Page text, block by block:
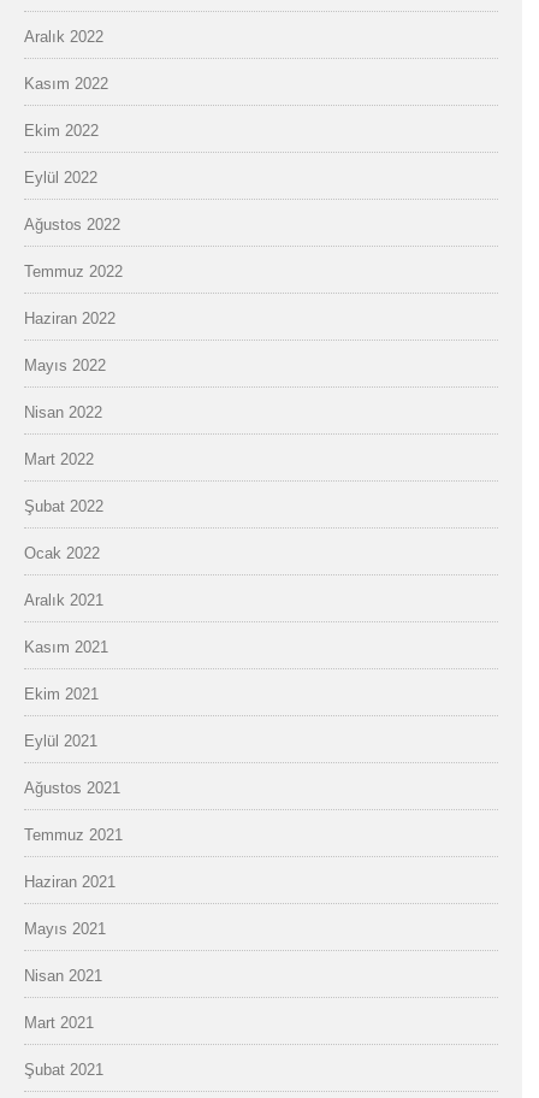
Aralık 2022
Kasım 2022
Ekim 2022
Eylül 2022
Ağustos 2022
Temmuz 2022
Haziran 2022
Mayıs 2022
Nisan 2022
Mart 2022
Şubat 2022
Ocak 2022
Aralık 2021
Kasım 2021
Ekim 2021
Eylül 2021
Ağustos 2021
Temmuz 2021
Haziran 2021
Mayıs 2021
Nisan 2021
Mart 2021
Şubat 2021